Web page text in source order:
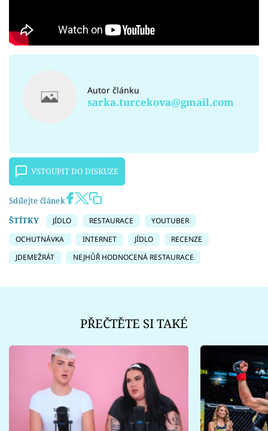
Autor článku
sarka.turcekova@gmail.com
VSTOUPIT DO DISKUZE
Sdílejte článek
ŠTÍTKY
JÍDLO RESTAURACE
YOUTUBER
OCHUTNÁVKA
INTERNET JÍDLO
RECENZE
JDEMEŽRÁT
NEJHŮŘ HODNOCENÁ RESTAURACE
PŘEČTĚTE SI TAKÉ